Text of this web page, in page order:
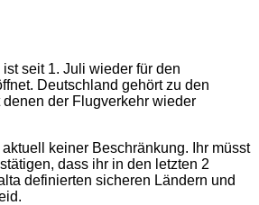
seit 1. Juli wieder für den
Deutschland gehört zu den
der Flugverkehr wieder
keiner Beschränkung. Ihr müsst
dass ihr in den letzten 2
definierten sicheren Ländern und